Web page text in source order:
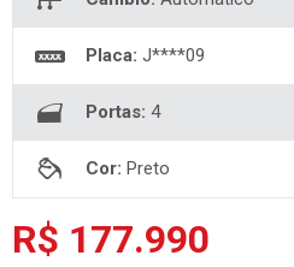
Placa: J****09
Portas: 4
Cor: Preto
R$ 177.990